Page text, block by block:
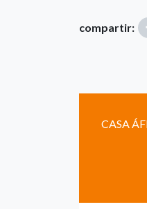
compartir:
CASA